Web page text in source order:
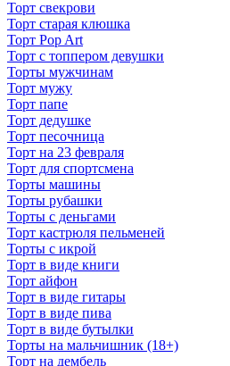
Торт свекрови
Торт старая клюшка
Торт Pop Art
Торт с топпером девушки
Торты мужчинам
Торт мужу
Торт папе
Торт дедушке
Торт песочница
Торт на 23 февраля
Торт для спортсмена
Торты машины
Торты рубашки
Торты с деньгами
Торт кастрюля пельменей
Торты с икрой
Торт в виде книги
Торт айфон
Торт в виде гитары
Торт в виде пива
Торт в виде бутылки
Торты на мальчишник (18+)
Торт на дембель